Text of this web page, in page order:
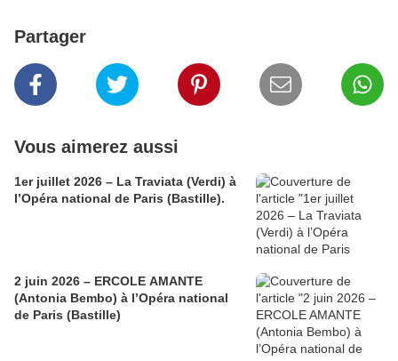
Partager
Vous aimerez aussi
1er juillet 2026 – La Traviata (Verdi) à
l’Opéra national de Paris (Bastille).
2 juin 2026 – ERCOLE AMANTE
(Antonia Bembo) à l’Opéra national
de Paris (Bastille)